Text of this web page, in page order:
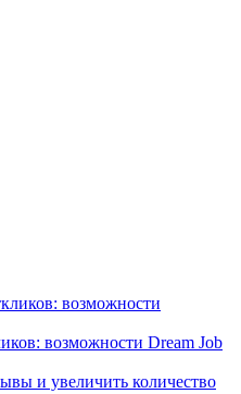
возможности Dream Job